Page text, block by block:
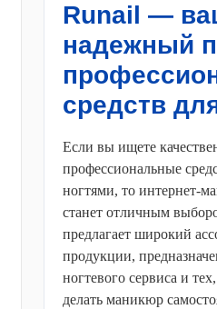
Runail —
надежный
средств
Если вы ищете
профессиональные
ногтями, то интернет-
станет отличным
предлагает широкий
продукции,
ногтевого сервиса и
делать маникюр